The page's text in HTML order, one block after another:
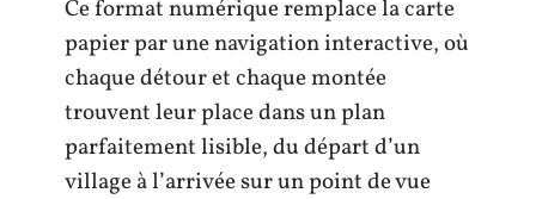
Ce format numérique remplace la carte
papier par une navigation interactive, où
chaque détour et chaque montée
trouvent leur place dans un plan
parfaitement lisible, du départ d’un
village à l’arrivée sur un point de vue